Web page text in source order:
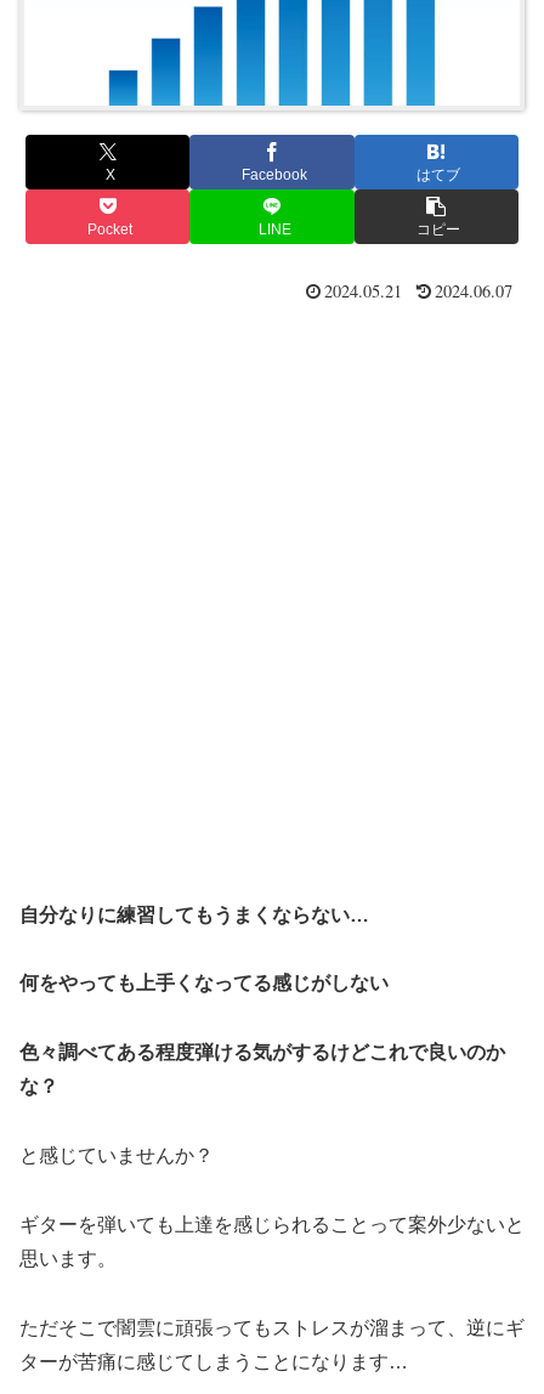
X Facebook はてブ
Pocket LINE コピー
2024.05.21 2024.06.07
自分なりに練習してもうまくならない…
何をやっても上手くなってる感じがしない
色々調べてある程度弾ける気がするけどこれで良いのか
な？
と感じていませんか？
ギターを弾いても上達を感じられることって案外少ないと
思います。
ただそこで闇雲に頑張ってもストレスが溜まって、逆にギ
ターが苦痛に感じてしまうことになります…